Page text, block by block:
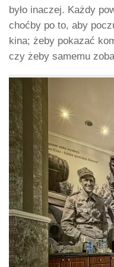
było inaczej. Każdy
choćby po to, aby
kina; żeby pokazać
czy żeby samemu